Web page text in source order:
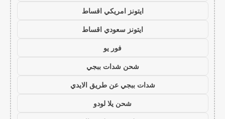
ايتونز امريكي اقساط
ايتونز سعودي اقساط
فور يو
شحن شدات ببجي
شدات ببجي عن طريق الايدي
شحن يلا لودو